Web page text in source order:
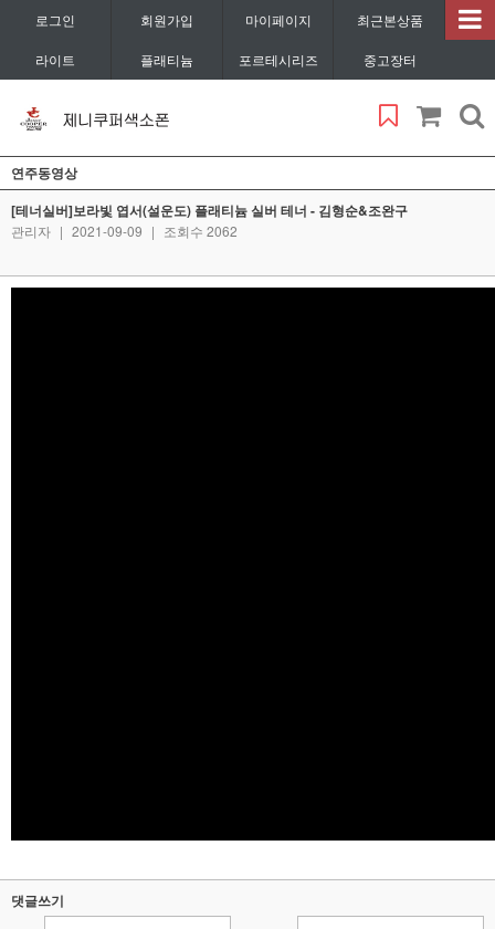
로그인 회원가입 마이페이지 최근본상품
라이트 플래티늄 포르테시리즈 중고장터
연주동영상
[테너실버]보라빛 엽서(설운도) 플래티늄 실버 테너 - 김형순&조완구
관리자 | 2021-09-09 | 조회수 2062
댓글쓰기